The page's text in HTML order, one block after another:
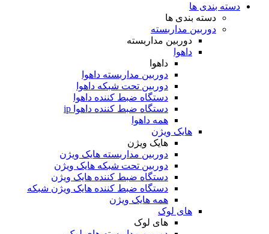
دسته بندی ها
دسته بندی ها
دوربین مداربسته
دوربین مداربسته
داهوا
داهوا
دوربین مداربسته داهوا
دوربین تحت شبکه داهوا
دستگاه ضبط کننده داهوا
دستگاه ضبط کننده داهوا ip
همه داهوا
هایک ویژن
هایک ویژن
دوربین مداربسته هایک ویژن
دوربین تحت شبکه هایک ویژن
دستگاه ضبط کننده هایک ویژن
دستگاه ضبط کننده هایک ویژن شبکه
همه هایک ویژن
های لوک
های لوک